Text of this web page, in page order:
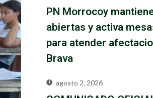
PN Morrocoy
abiertas y activa
para atender
Brava
agosto 2, 2026